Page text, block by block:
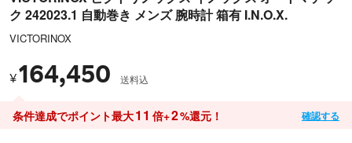
ク 242023.1 自動巻き メンズ 腕時計 箱有 I.N.O.X.
VICTORINOX
¥164,450 送料込
条件達成でポイント最大11 倍+2%還元！ 確認する